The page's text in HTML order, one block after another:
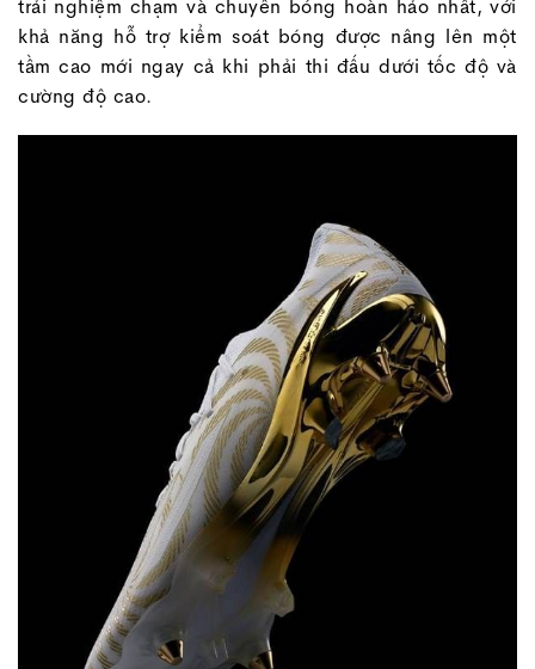
trải nghiệm chạm và chuyền bóng hoàn hảo nhất, với
khả năng hỗ trợ kiểm soát bóng được nâng lên một
tầm cao mới ngay cả khi phải thi đấu dưới tốc độ và
cường độ cao.